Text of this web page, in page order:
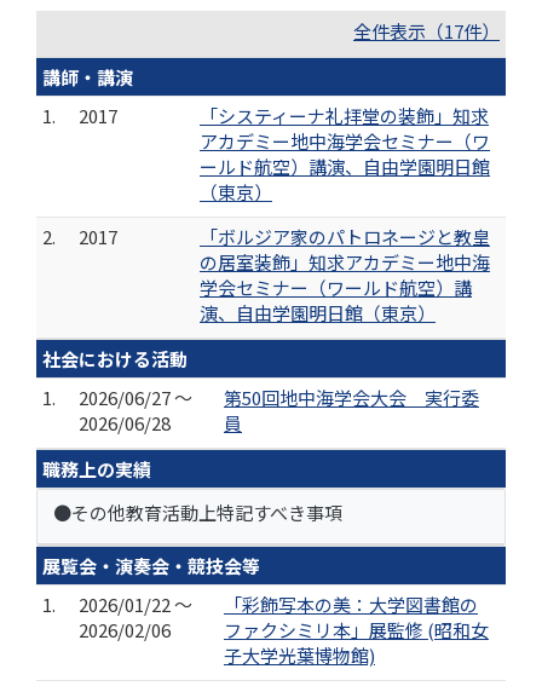
全件表示（17件）
講師・講演
1.
2017
「システィーナ礼拝堂の装飾」知求
アカデミー地中海学会セミナー（ワ
ールド航空）講演、自由学園明日館
（東京）
2.
2017
「ボルジア家のパトロネージと教皇
の居室装飾」知求アカデミー地中海
学会セミナー（ワールド航空）講
演、自由学園明日館（東京）
社会における活動
1.
2026/06/27 ～
2026/06/28
第50回地中海学会大会 実行委
員
職務上の実績
●その他教育活動上特記すべき事項
展覧会・演奏会・競技会等
1.
2026/01/22 ～
2026/02/06
「彩飾写本の美：大学図書館の
ファクシミリ本」展監修 (昭和女
子大学光葉博物館)